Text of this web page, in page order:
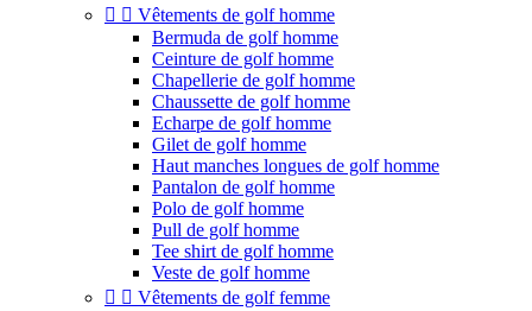
  Vêtements de golf homme
Bermuda de golf homme
Ceinture de golf homme
Chapellerie de golf homme
Chaussette de golf homme
Echarpe de golf homme
Gilet de golf homme
Haut manches longues de golf homme
Pantalon de golf homme
Polo de golf homme
Pull de golf homme
Tee shirt de golf homme
Veste de golf homme
  Vêtements de golf femme